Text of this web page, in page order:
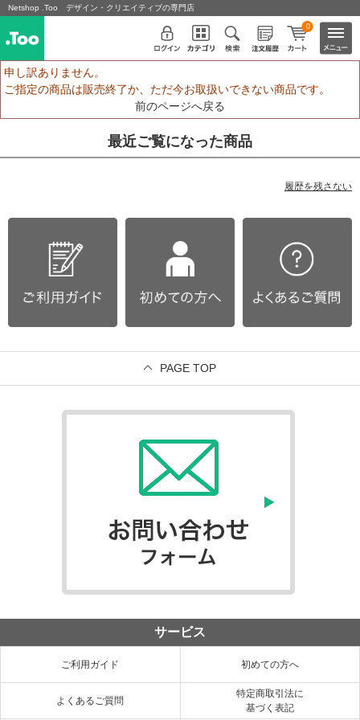
Netshop .Too デザイン・クリエイティブの専門店
0
申し訳ありません。
ご指定の商品は販売終了か、ただ今お取扱いできない商品です。
前のページへ戻る
最近ご覧になった商品
履歴を残さない
PAGE TOP
サービス
ご利用ガイド 初めての方へ
よくあるご質問
特定商取引法に
基づく表記